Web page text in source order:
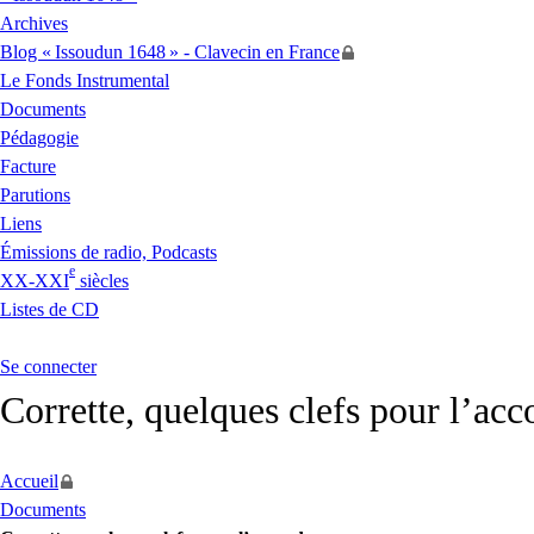
Archives
Blog « Issoudun 1648 » - Clavecin en France
Le Fonds Instrumental
Documents
Pédagogie
Facture
Parutions
Liens
Émissions de radio, Podcasts
XX-XXI
e
siècles
Listes de CD
Se connecter
Corrette, quelques clefs pour
Accueil
Documents